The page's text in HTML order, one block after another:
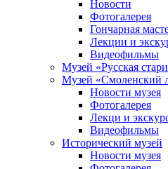
Новости
Фотогалерея
Гончарная
Лекции и
Видеофильмы
Музей «Русская
Музей «Смоленский
Новости музея
Фотогалерея
Лекци и
Видеофильмы
Исторический музей
Новости музея